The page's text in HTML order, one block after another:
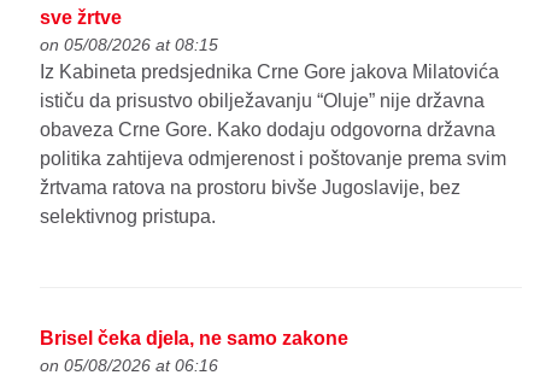
sve žrtve
on 05/08/2026 at 08:15
Iz Kabineta predsjednika Crne Gore jakova Milatovića
ističu da prisustvo obilježavanju “Oluje” nije državna
obaveza Crne Gore. Kako dodaju odgovorna državna
politika zahtijeva odmjerenost i poštovanje prema svim
žrtvama ratova na prostoru bivše Jugoslavije, bez
selektivnog pristupa.
Brisel čeka djela, ne samo zakone
on 05/08/2026 at 06:16